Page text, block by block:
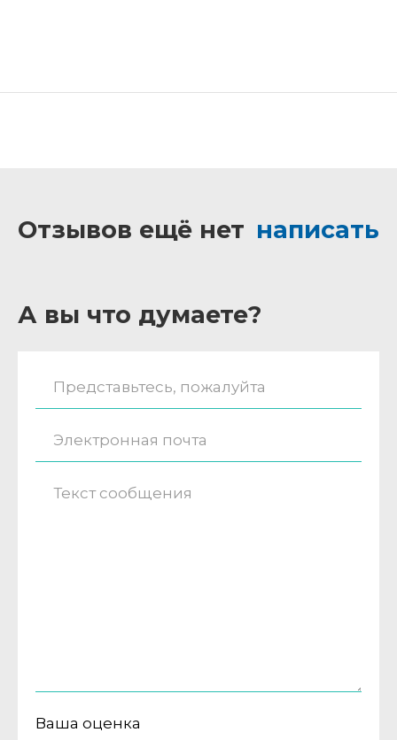
Отзывов ещё нет написать
А вы что думаете?
Ваша оценка